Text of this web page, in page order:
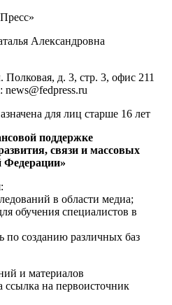
Александровна
Полковая, д. 3, стр. 3, офис 211
для лиц старше 16 лет
поддержке
связи и массовых
Федерации»
в области медиа;
обучения специалистов в
по созданию различных баз
и материалов
ссылка на первоисточник